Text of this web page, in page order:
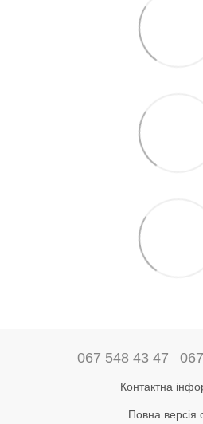
067 548 43 47
Контактна
Повна версія